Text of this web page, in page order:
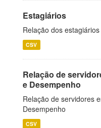
Estagiários
Relação dos
CSV
Relação de
e Desempenho
Relação de servidores
Desempenho
CSV